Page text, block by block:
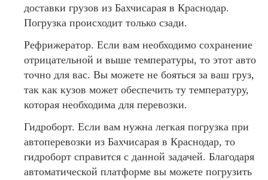
доставки грузов из Бахчисарая в Краснодар.
Погрузка происходит только сзади.
Рефрижератор. Если вам необходимо сохранение
отрицательной и выше температуры, то этот авто
точно для вас. Вы можете не бояться за ваш груз,
так как кузов может обеспечить ту температуру,
которая необходима для перевозки.
Гидроборт. Если вам нужна легкая погрузка при
автоперевозки из Бахчисарая в Краснодар, то
гидроборт справится с данной задачей. Благодаря
автоматической платформе вы можете погрузить